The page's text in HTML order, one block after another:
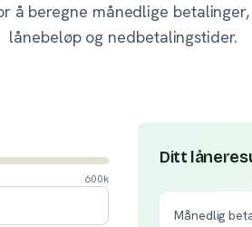
å beregne månedlige
lånebeløp og nedbetalingstider.
600k
Ditt
Månedlig